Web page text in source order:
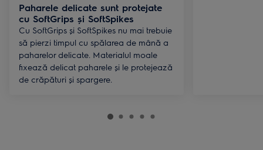
Paharele delicate sunt protejate
cu SoftGrips și SoftSpikes
Cu SoftGrips și SoftSpikes nu mai trebuie
să pierzi timpul cu spălarea de mână a
paharelor delicate. Materialul moale
fixează delicat paharele și le protejează
de crăpături și spargere.